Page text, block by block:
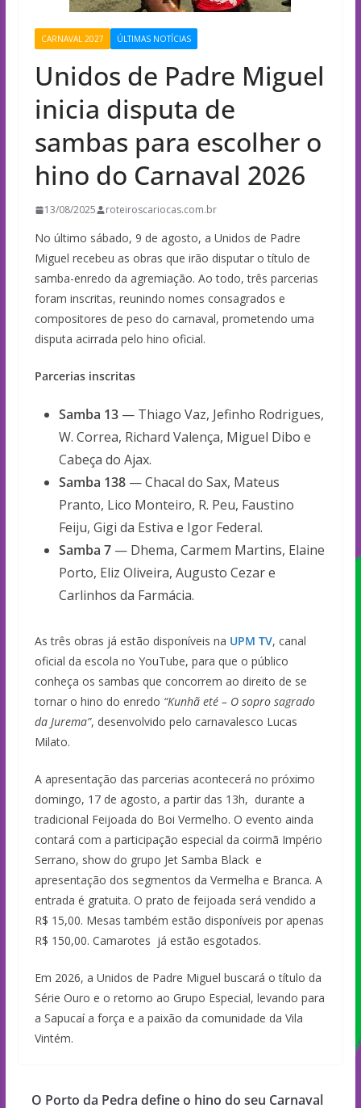
CARNAVAL 2027 ÚLTIMAS NOTÍCIAS
Unidos de Padre Miguel
inicia disputa de
sambas para escolher o
hino do Carnaval 2026
13/08/2025 roteiroscariocas.com.br
No último sábado, 9 de agosto, a Unidos de Padre
Miguel recebeu as obras que irão disputar o título de
samba-enredo da agremiação. Ao todo, três parcerias
foram inscritas, reunindo nomes consagrados e
compositores de peso do carnaval, prometendo uma
disputa acirrada pelo hino oficial.
Parcerias inscritas
Samba 13— Thiago Vaz, Jefinho Rodrigues,
W. Correa, Richard Valença, Miguel Dibo e
Cabeça do Ajax.
Samba 138— Chacal do Sax, Mateus
Pranto, Lico Monteiro, R. Peu, Faustino
Feiju, Gigi da Estiva e Igor Federal.
Samba 7— Dhema, Carmem Martins, Elaine
Porto, Eliz Oliveira, Augusto Cezar e
Carlinhos da Farmácia.
As três obras já estão disponíveis na UPM TV, canal
oficial da escola no YouTube, para que o público
conheça os sambas que concorrem ao direito de se
tornar o hino do enredo “Kunhã eté – O sopro sagrado
da Jurema”, desenvolvido pelo carnavalesco Lucas
Milato.
A apresentação das parcerias acontecerá no próximo
domingo, 17 de agosto, a partir das 13h, durante a
tradicional Feijoada do Boi Vermelho. O evento ainda
contará com a participação especial da coirmã Império
Serrano, show do grupo Jet Samba Black e
apresentação dos segmentos da Vermelha e Branca. A
entrada é gratuita. O prato de feijoada será vendido a
R$ 15,00. Mesas também estão disponíveis por apenas
R$ 150,00. Camarotes já estão esgotados.
Em 2026, a Unidos de Padre Miguel buscará o título da
Série Ouro e o retorno ao Grupo Especial, levando para
a Sapucaí a força e a paixão da comunidade da Vila
Vintém.
O Porto da Pedra define o hino do seu Carnaval